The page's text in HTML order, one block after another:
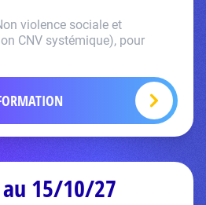
violence sociale et
CNV systémique), pour
15/10/27